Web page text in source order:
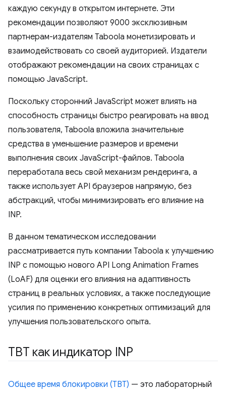
каждую секунду в открытом интернете. Эти
рекомендации позволяют 9000 эксклюзивным
партнерам-издателям Taboola монетизировать и
взаимодействовать со своей аудиторией. Издатели
отображают рекомендации на своих страницах с
помощью JavaScript.
Поскольку сторонний JavaScript может влиять на
способность страницы быстро реагировать на ввод
пользователя, Taboola вложила значительные
средства в уменьшение размеров и времени
выполнения своих JavaScript-файлов. Taboola
переработала весь свой механизм рендеринга, а
также использует API браузеров напрямую, без
абстракций, чтобы минимизировать его влияние на
INP.
В данном тематическом исследовании
рассматривается путь компании Taboola к улучшению
INP с помощью нового API Long Animation Frames
(LoAF) для оценки его влияния на адаптивность
страниц в реальных условиях, а также последующие
усилия по применению конкретных оптимизаций для
улучшения пользовательского опыта.
TBT как индикатор INP
Общее время блокировки (TBT) — это лабораторный